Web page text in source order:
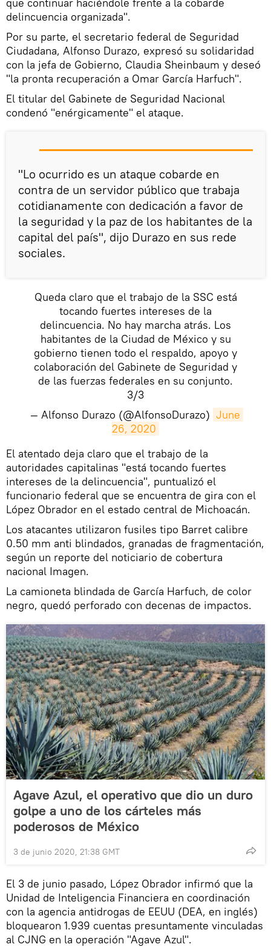
delincuencia organizada".
Por su parte, el secretario federal de Seguridad
Ciudadana, Alfonso Durazo, expresó su solidaridad
con la jefa de Gobierno, Claudia Sheinbaum y deseó
"la pronta recuperación a Omar García Harfuch".
El titular del Gabinete de Seguridad Nacional
condenó "enérgicamente" el ataque.
"Lo ocurrido es un ataque cobarde en
contra de un servidor público que trabaja
cotidianamente con dedicación a favor de
la seguridad y la paz de los habitantes de la
capital del país", dijo Durazo en sus rede
sociales.
Queda claro que el trabajo de la SSC está
tocando fuertes intereses de la
delincuencia. No hay marcha atrás. Los
habitantes de la Ciudad de México y su
gobierno tienen todo el respaldo, apoyo y
colaboración del Gabinete de Seguridad y
de las fuerzas federales en su conjunto.
3/3
— Alfonso Durazo (@AlfonsoDurazo) June
26, 2020
El atentado deja claro que el trabajo de la
autoridades capitalinas "está tocando fuertes
intereses de la delincuencia", puntualizó el
funcionario federal que se encuentra de gira con el
López Obrador en el estado central de Michoacán.
Los atacantes utilizaron fusiles tipo Barret calibre
0.50 mm anti blindados, granadas de fragmentación,
según un reporte del noticiario de cobertura
nacional Imagen.
La camioneta blindada de García Harfuch, de color
negro, quedó perforado con decenas de impactos.
Agave Azul, el operativo que dio un duro
golpe a uno de los cárteles más
poderosos de México
3 de junio 2020, 21:38 GMT
El 3 de junio pasado, López Obrador infirmó que la
Unidad de Inteligencia Financiera en coordinación
con la agencia antidrogas de EEUU (DEA, en inglés)
bloquearon 1.939 cuentas presuntamente vinculadas
al CJNG en la operación "Agave Azul".